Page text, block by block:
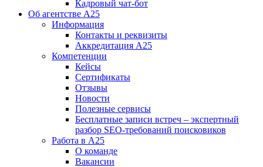
Кадровый чат-бот
Об агентстве А25
Информация
Контакты и реквизиты
Аккредитация А25
Компетенции
Кейсы
Сертификаты
Отзывы
Новости
Полезные сервисы
Бесплатные записи встреч – экспертный
разбор SEO-требований поисковиков
Работа в А25
О команде
Вакансии